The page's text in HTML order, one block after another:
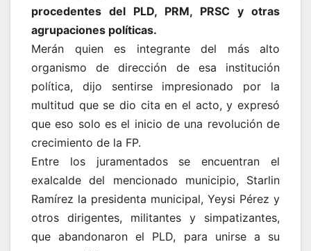
procedentes del PLD, PRM, PRSC y otras
agrupaciones políticas.
Merán quien es integrante del más alto
organismo de dirección de esa institución
política, dijo sentirse impresionado por la
multitud que se dio cita en el acto, y expresó
que eso solo es el inicio de una revolución de
crecimiento de la FP.
Entre los juramentados se encuentran el
exalcalde del mencionado municipio, Starlin
Ramírez la presidenta municipal, Yeysi Pérez y
otros dirigentes, militantes y simpatizantes,
que abandonaron el PLD, para unirse a su